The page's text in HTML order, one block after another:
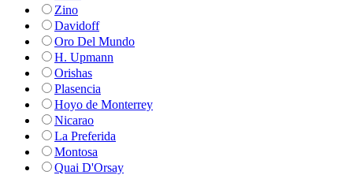
Zino
Davidoff
Oro Del Mundo
H. Upmann
Orishas
Plasencia
Hoyo de Monterrey
Nicarao
La Preferida
Montosa
Quai D'Orsay